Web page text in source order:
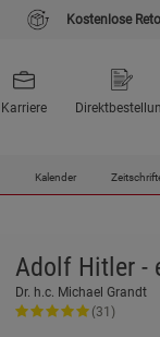
Kostenlose
Karriere
Kalender
Adolf Hitler -
Dr. h.c. Michael Grandt
(31)